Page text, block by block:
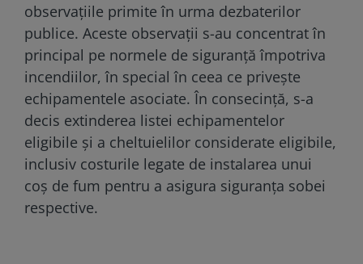
observațiile primite în urma dezbaterilor
publice. Aceste observații s-au concentrat în
principal pe normele de siguranță împotriva
incendiilor, în special în ceea ce privește
echipamentele asociate. În consecință, s-a
decis extinderea listei echipamentelor
eligibile și a cheltuielilor considerate eligibile,
inclusiv costurile legate de instalarea unui
coș de fum pentru a asigura siguranța sobei
respective.